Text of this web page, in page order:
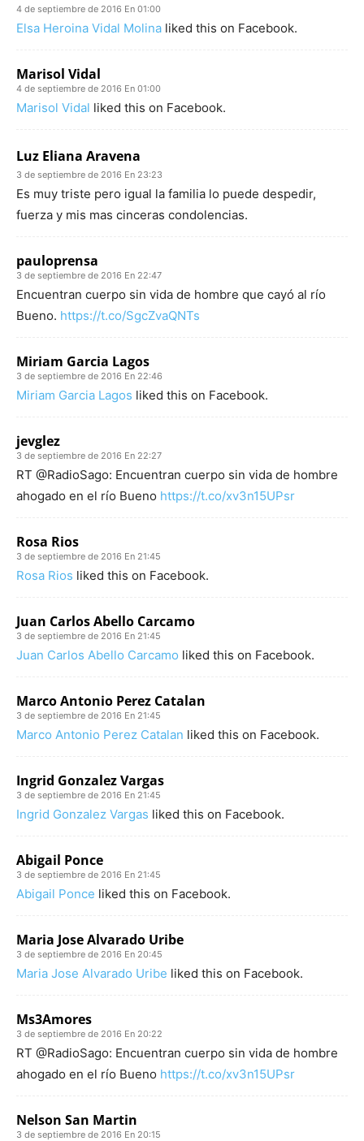
4 de septiembre de 2016 En 01:00
Elsa Heroina Vidal Molina liked this on Facebook.
Marisol Vidal
4 de septiembre de 2016 En 01:00
Marisol Vidal liked this on Facebook.
Luz Eliana Aravena
3 de septiembre de 2016 En 23:23
Es muy triste pero igual la familia lo puede despedir,
fuerza y mis mas cinceras condolencias.
pauloprensa
3 de septiembre de 2016 En 22:47
Encuentran cuerpo sin vida de hombre que cayó al río
Bueno. https://t.co/SgcZvaQNTs
Miriam Garcia Lagos
3 de septiembre de 2016 En 22:46
Miriam Garcia Lagos liked this on Facebook.
jevglez
3 de septiembre de 2016 En 22:27
RT @RadioSago: Encuentran cuerpo sin vida de hombre
ahogado en el río Bueno https://t.co/xv3n15UPsr
Rosa Rios
3 de septiembre de 2016 En 21:45
Rosa Rios liked this on Facebook.
Juan Carlos Abello Carcamo
3 de septiembre de 2016 En 21:45
Juan Carlos Abello Carcamo liked this on Facebook.
Marco Antonio Perez Catalan
3 de septiembre de 2016 En 21:45
Marco Antonio Perez Catalan liked this on Facebook.
Ingrid Gonzalez Vargas
3 de septiembre de 2016 En 21:45
Ingrid Gonzalez Vargas liked this on Facebook.
Abigail Ponce
3 de septiembre de 2016 En 21:45
Abigail Ponce liked this on Facebook.
Maria Jose Alvarado Uribe
3 de septiembre de 2016 En 20:45
Maria Jose Alvarado Uribe liked this on Facebook.
Ms3Amores
3 de septiembre de 2016 En 20:22
RT @RadioSago: Encuentran cuerpo sin vida de hombre
ahogado en el río Bueno https://t.co/xv3n15UPsr
Nelson San Martin
3 de septiembre de 2016 En 20:15